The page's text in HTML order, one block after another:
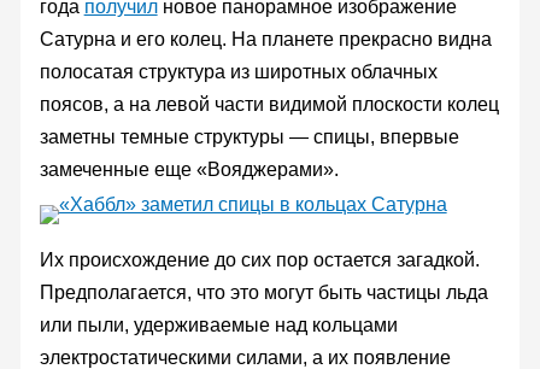
года получилновое панорамное изображение
Сатурна и его колец. На планете прекрасно видна
полосатая структура из широтных облачных
поясов, а на левой части видимой плоскости колец
заметны темные структуры — спицы, впервые
замеченные еще «Вояджерами».
Их происхождение до сих пор остается загадкой.
Предполагается, что это могут быть частицы льда
или пыли, удерживаемые над кольцами
электростатическими силами, а их появление